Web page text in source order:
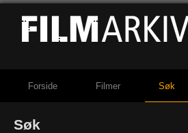
Forside Filmer Søk
Søk